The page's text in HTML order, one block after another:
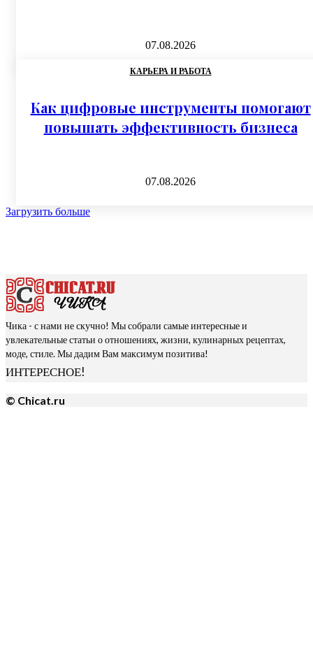
07.08.2026
КАРЬЕРА И РАБОТА
Как цифровые инструменты помогают
повышать эффективность бизнеса
07.08.2026
Загрузить больше
Чика - с нами не скучно! Мы собрали самые интересные и
увлекательные статьи о отношениях, жизни, кулинарных рецептах,
моде, стиле. Мы дадим Вам максимум позитива!
ИНТЕРЕСНОЕ!
© Chicat.ru